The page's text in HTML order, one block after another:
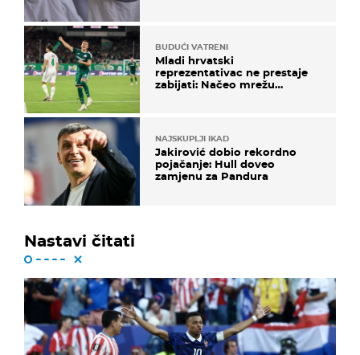
BUDUĆI VATRENI
Mladi hrvatski
reprezentativac ne prestaje
zabijati: Načeo mrežu
NAJSKUPLJI IKAD
Jakirović dobio rekordno
pojačanje: Hull doveo
zamjenu za Pandura
Nastavi čitati